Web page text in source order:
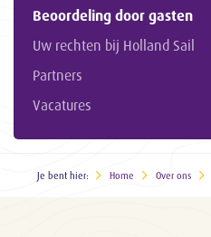
Beoordeling door gasten
Uw rechten bij Holland Sail
Partners
Vacatures
Je bent hier: Home Over ons